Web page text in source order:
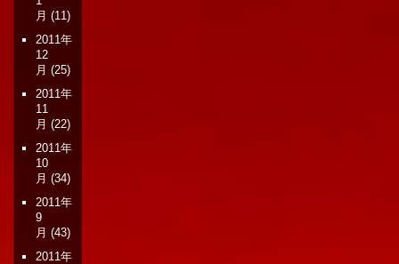
月 (11)
2011年
12
月 (25)
2011年
11
月 (22)
2011年
10
月 (34)
2011年
9
月 (43)
2011年